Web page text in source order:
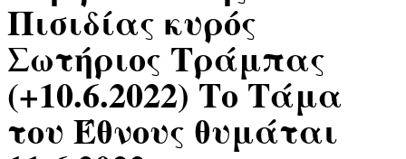
Πισιδίας κυρός
Σωτήριος Τράμπας
(+10.6.2022) Το Τάμα
του Έθνους θυμάται